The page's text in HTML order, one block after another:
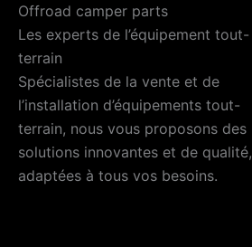
Offroad camper parts
Les experts de l’équipement tout-
terrain
Spécialistes de la vente et de
l’installation d’équipements tout-
terrain, nous vous proposons des
solutions innovantes et de qualité,
adaptées à tous vos besoins.